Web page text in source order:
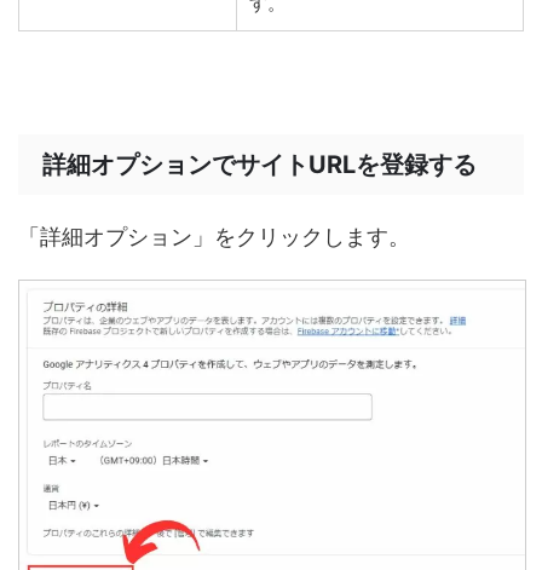
詳細オプションでサイトURLを登録する
「詳細オプション」をクリックします。